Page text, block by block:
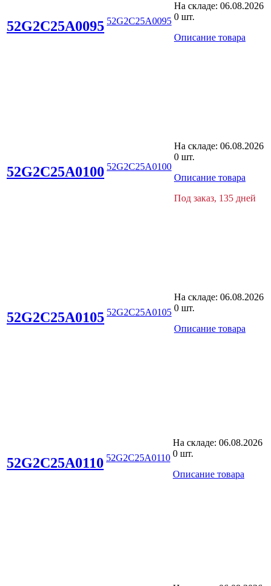
52G2C25A0095 52G2C25A0095
На складе: 06.08.2026
0 шт.
Описание товара
52G2C25A0100 52G2C25A0100
На складе: 06.08.2026
0 шт.
Описание товара
Под заказ, 135 дней
52G2C25A0105 52G2C25A0105
На складе: 06.08.2026
0 шт.
Описание товара
52G2C25A0110 52G2C25A0110
На складе: 06.08.2026
0 шт.
Описание товара